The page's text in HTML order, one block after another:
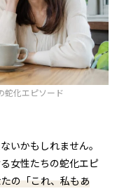
蛇化エピソード
いかもしれません。
女性たちの蛇化エピ
の「これ、私もあ